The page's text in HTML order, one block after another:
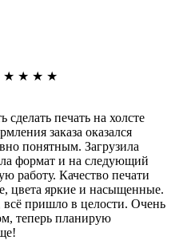
★ ★ ★ ★
печать на холсте
заказа оказался
понятным. Загрузила
формат и на следующий
работу. Качество печати
цвета яркие и насыщенные.
всё пришло в целости. Очень
теперь планирую